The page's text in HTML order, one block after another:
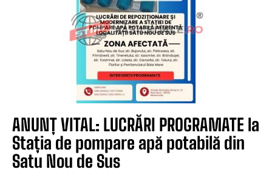
ANUNȚ VITAL: LUCRĂRI PROGRAMATE la
Stația de pompare apă potabilă din
Satu Nou de Sus